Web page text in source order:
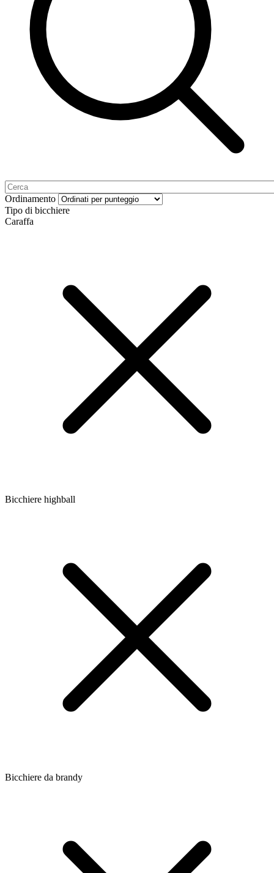
Ordinamento
Tipo di bicchiere
Caraffa
Bicchiere highball
Bicchiere da brandy